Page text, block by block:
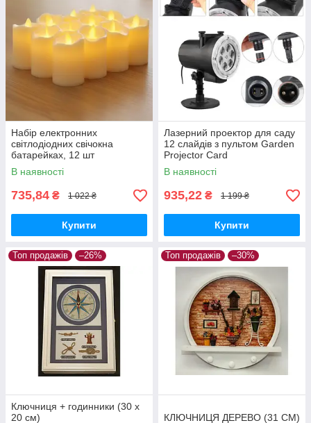
Набір електронних
світлодіодних свічокна
батарейках, 12 шт
В наявності
735,84 ₴ 1 022 ₴
Купити
Лазерний проектор для саду
12 слайдів з пультом Garden
Projector Card
В наявності
935,22 ₴ 1 199 ₴
Купити
Топ продажів –26%
Ключниця + годинники (30 х
20 см)
Топ продажів –30%
КЛЮЧНИЦЯ ДЕРЕВО (31 СМ)